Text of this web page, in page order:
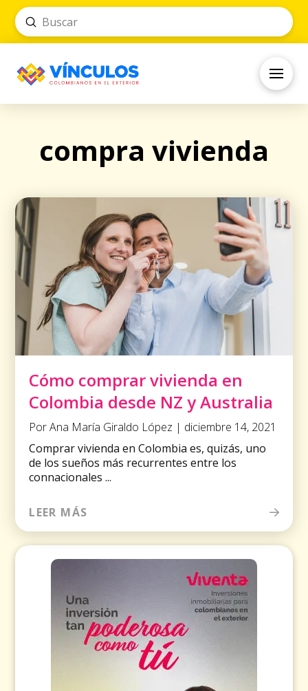
Search
Submit
compra vivienda
Cómo comprar vivienda en
Colombia desde NZ y Australia
Por Ana María Giraldo López | diciembre 14, 2021
Comprar vivienda en Colombia es, quizás, uno
de los sueños más recurrentes entre los
connacionales ...
LEER MÁS